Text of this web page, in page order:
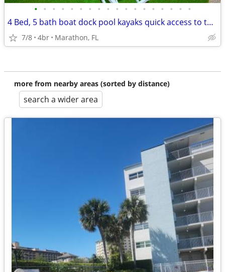
• • • • • • • • • • • • • • • • • •
4 Bed, 5 bath boat dock pool kayaks quick access to the Gulf and Ocean
7/8 4br Marathon, FL
more from nearby areas (sorted by distance)
search a wider area